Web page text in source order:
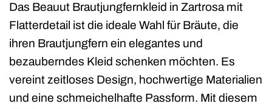
Das Beauut Brautjungfernkleid in Zartrosa mit
Flatterdetail ist die ideale Wahl für Bräute, die
ihren Brautjungfern ein elegantes und
bezauberndes Kleid schenken möchten. Es
vereint zeitloses Design, hochwertige Materialien
und eine schmeichelhafte Passform. Mit diesem